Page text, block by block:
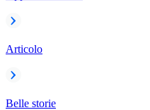
Articolo
Belle storie